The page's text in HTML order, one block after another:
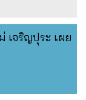
เจริญปุระ เผย